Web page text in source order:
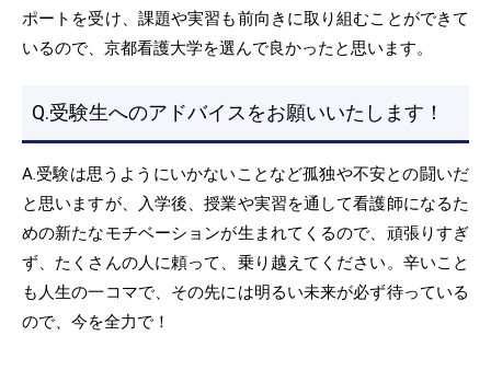
ポートを受け、課題や実習も前向きに取り組むことができて
いるので、京都看護大学を選んで良かったと思います。
Q.受験生へのアドバイスをお願いいたします！
A.受験は思うようにいかないことなど孤独や不安との闘いだ
と思いますが、入学後、授業や実習を通して看護師になるた
めの新たなモチベーションが生まれてくるので、頑張りすぎ
ず、たくさんの人に頼って、乗り越えてください。辛いこと
も人生の一コマで、その先には明るい未来が必ず待っている
ので、今を全力で！